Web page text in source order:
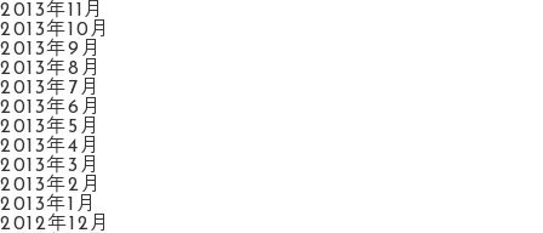
2013年11月
2013年10月
2013年9月
2013年8月
2013年7月
2013年6月
2013年5月
2013年4月
2013年3月
2013年2月
2013年1月
2012年12月